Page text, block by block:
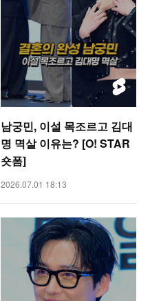
남궁민, 이설 목조르고 김대
명 멱살 이유는? [O! STAR
숏폼]
2026.07.01 18:13